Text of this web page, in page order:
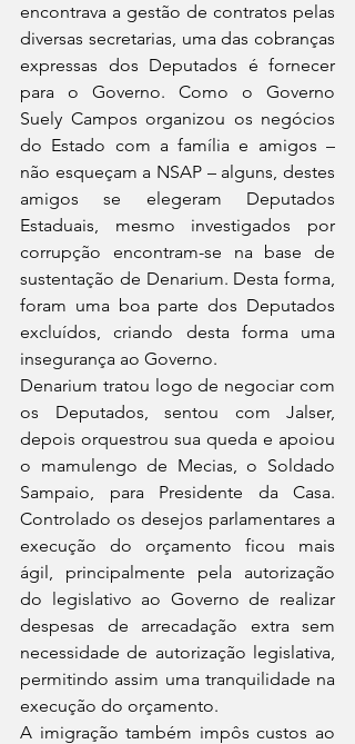
encontrava a gestão de contratos pelas
diversas secretarias, uma das cobranças
expressas dos Deputados é fornecer
para o Governo. Como o Governo
Suely Campos organizou os negócios
do Estado com a família e amigos –
não esqueçam a NSAP – alguns, destes
amigos se elegeram Deputados
Estaduais, mesmo investigados por
corrupção encontram-se na base de
sustentação de Denarium. Desta forma,
foram uma boa parte dos Deputados
excluídos, criando desta forma uma
insegurança ao Governo.
Denarium tratou logo de negociar com
os Deputados, sentou com Jalser,
depois orquestrou sua queda e apoiou
o mamulengo de Mecias, o Soldado
Sampaio, para Presidente da Casa.
Controlado os desejos parlamentares a
execução do orçamento ficou mais
ágil, principalmente pela autorização
do legislativo ao Governo de realizar
despesas de arrecadação extra sem
necessidade de autorização legislativa,
permitindo assim uma tranquilidade na
execução do orçamento.
A imigração também impôs custos ao